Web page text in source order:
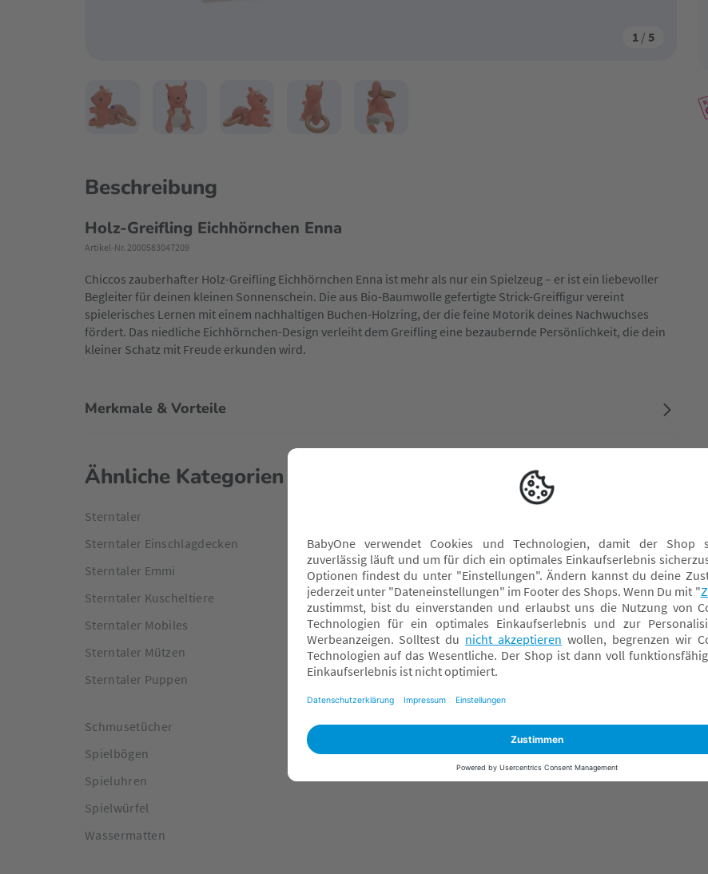
1 /5
Beschreibung
Holz-Greifling Eichhörnchen Enna
Artikel-Nr. 2000583047209
Chiccos zauberhafter Holz-Greifling Eichhörnchen Enna ist mehr als nur ein Spielzeug – er ist ein liebevoller
Begleiter für deinen kleinen Sonnenschein. Die aus Bio-Baumwolle gefertigte Strick-Greiffigur vereint
spielerisches Lernen mit einem nachhaltigen Buchen-Holzring, der die feine Motorik deines Nachwuchses
fördert. Das niedliche Eichhörnchen-Design verleiht dem Greifling eine bezaubernde Persönlichkeit, die dein
kleiner Schatz mit Freude erkunden wird.
Merkmale & Vorteile
Ähnliche Kategorien
Sterntaler
Sterntaler Einschlagdecken
Sterntaler Emmi
Sterntaler Kuscheltiere
Sterntaler Mobiles
Sterntaler Mützen
Sterntaler Puppen
Sterntaler Schmusetücher
Sterntaler Schuhe
Sterntaler Socken
Sterntaler Spielbögen
Sterntaler Spieluhren
Sterntaler Strumpfhosen
Schmusetücher
Spielbögen
Spieluhren
Spielwürfel
Wassermatten